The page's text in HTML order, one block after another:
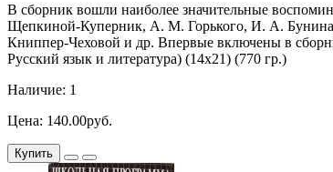
В сборник вошли наиболее значительные
Щепкиной-Куперник, А. М. Горького, И. А.
Книппер-Чеховой и др. Впервые включены в
Русский язык и литература) (14х21) (770 гр.)
Наличие: 1
Цена: 140.00руб.
Купить